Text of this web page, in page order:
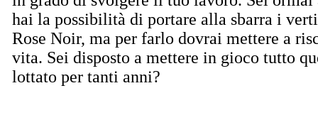
hai la possibilità di portare alla sbarra i
Rose Noir, ma per farlo dovrai mettere a
vita. Sei disposto a mettere in gioco tutto
lottato per tanti anni?